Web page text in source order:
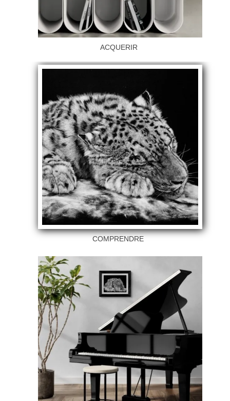
ACQUERIR
COMPRENDRE